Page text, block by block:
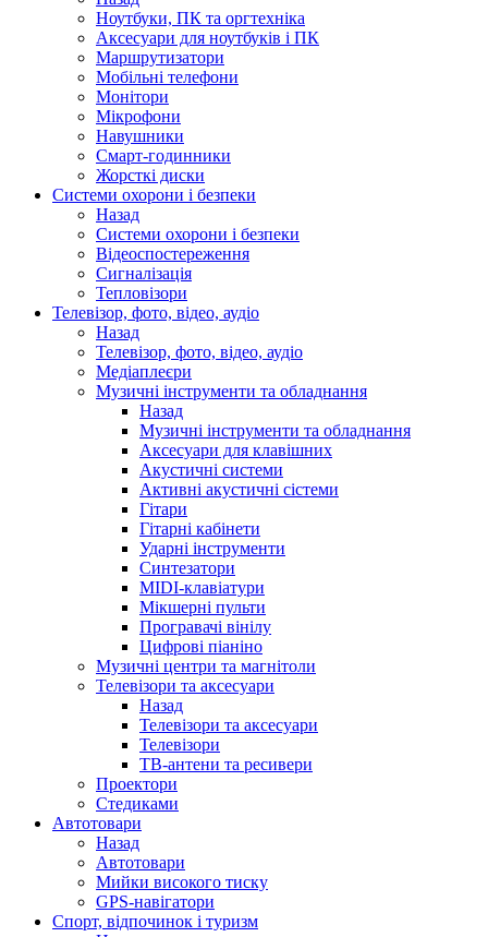
Ноутбуки, ПК та оргтехніка
Аксесуари для ноутбуків і ПК
Маршрутизатори
Мобільні телефони
Монітори
Мікрофони
Навушники
Смарт-годинники
Жорсткі диски
Системи охорони і безпеки
Назад
Системи охорони і безпеки
Відеоспостереження
Сигналізація
Тепловізори
Телевізор, фото, відео, аудіо
Назад
Телевізор, фото, відео, аудіо
Медіаплеєри
Музичні інструменти та обладнання
Назад
Музичні інструменти та обладнання
Аксесуари для клавішних
Акустичні системи
Активні акустичні сістеми
Гітари
Гітарні кабінети
Ударні інструменти
Синтезатори
MIDI-клавіатури
Мікшерні пульти
Програвачі вінілу
Цифрові піаніно
Музичні центри та магнітоли
Телевізори та аксесуари
Назад
Телевізори та аксесуари
Телевізори
ТВ-антени та ресивери
Проектори
Стедиками
Автотовари
Назад
Автотовари
Мийки високого тиску
GPS-навігатори
Спорт, відпочинок і туризм